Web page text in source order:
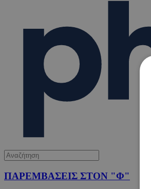
ΠΑΡΕΜΒΑΣΕΙΣ ΣΤΟΝ "Φ"